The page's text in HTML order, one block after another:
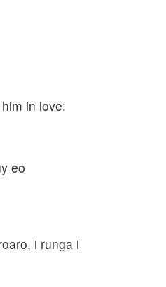
in love:
eo
i runga i